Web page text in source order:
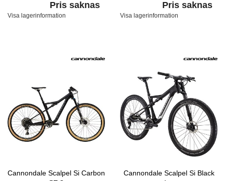
Pris saknas
Visa lagerinformation
Pris saknas
Visa lagerinformation
Cannondale Scalpel Si Carbon
Cannondale Scalpel Si Black